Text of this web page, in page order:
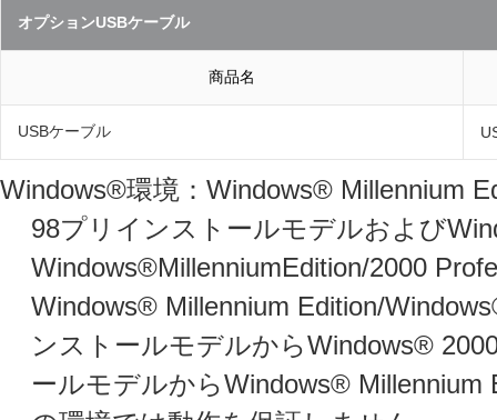
オプションUSBケーブル
商品名
USBケーブル
Windows®環境：Windows® Millennium
98プリインストールモデルおよび
Windows®MillenniumEdition/2000
Windows® Millennium Edition/
ンストールモデルからWindows®
ールモデルからWindows®